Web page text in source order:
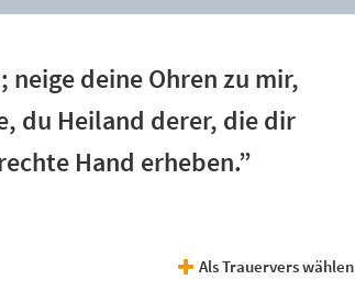
deine Ohren zu mir,
du Heiland derer, die dir
Hand erheben.”
Als Trauervers wählen